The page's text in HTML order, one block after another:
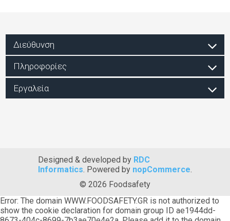
Διεύθυνση
Πληροφορίες
Εργαλεία
Designed & developed by RDC
Informatics. Powered by nopCommerce.
© 2026 Foodsafety
Error: The domain WWW.FOODSAFETY.GR is not authorized to
show the cookie declaration for domain group ID ae1944dd-